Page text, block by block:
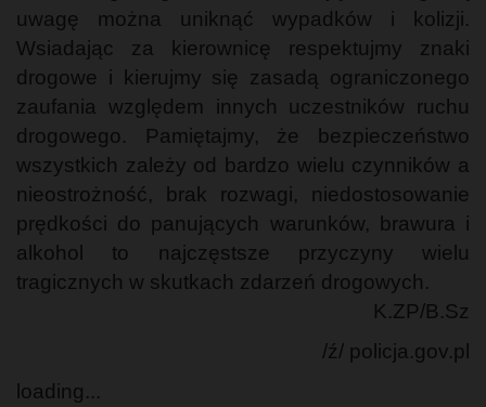
uwagę można uniknąć wypadków i kolizji.
Wsiadając za kierownicę respektujmy znaki
drogowe i kierujmy się zasadą ograniczonego
zaufania względem innych uczestników ruchu
drogowego. Pamiętajmy, że bezpieczeństwo
wszystkich zależy od bardzo wielu czynników a
nieostrożność, brak rozwagi, niedostosowanie
prędkości do panujących warunków, brawura i
alkohol to najczęstsze przyczyny wielu
tragicznych w skutkach zdarzeń drogowych.
K.ZP/B.Sz
/ź/ policja.gov.pl
loading...